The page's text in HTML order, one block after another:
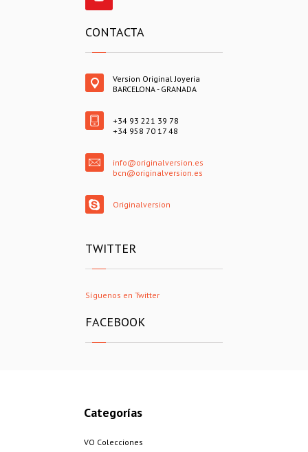
CONTACTA
Version Original Joyeria
BARCELONA - GRANADA
+34 93 221 39 78
+34 958 70 17 48
info@originalversion.es
bcn@originalversion.es
Originalversion
TWITTER
Síguenos en Twitter
FACEBOOK
Categorías
VO Colecciones